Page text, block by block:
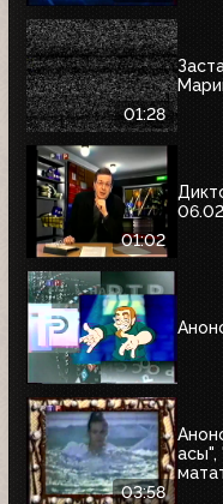
01:28
01:02
03:58
асы",